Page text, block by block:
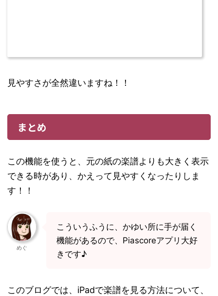
見やすさが全然違いますね！！
まとめ
この機能を使うと、元の紙の楽譜よりも大きく表示
できる時があり、かえって見やすくなったりしま
す！！
めぐ
こういうふうに、かゆい所に手が届く
機能があるので、Piascoreアプリ大好
きです♪
このブログでは、iPadで楽譜を見る方法について、